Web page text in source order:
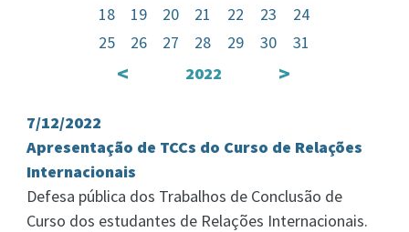
18
19 20 21 22 23
24
25
26 27 28 29 30 31
< 2022 >
7/12/2022
Apresentação de TCCs do Curso de Relações
Internacionais
Defesa pública dos Trabalhos de Conclusão de
Curso dos estudantes de Relações Internacionais.